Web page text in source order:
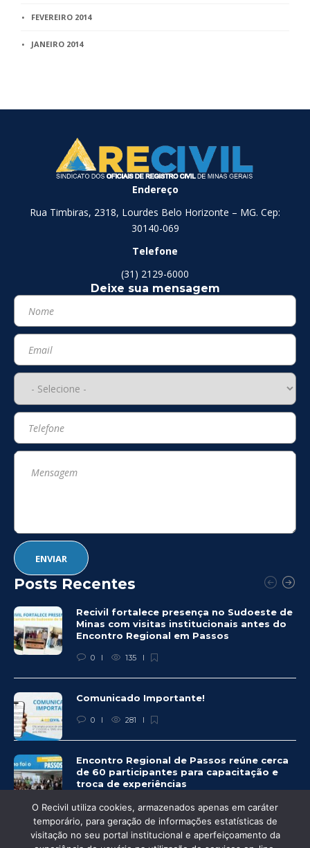
FEVEREIRO 2014
JANEIRO 2014
Endereço
Rua Timbiras, 2318, Lourdes Belo Horizonte – MG. Cep:
30140-069
Telefone
(31) 2129-6000
Deixe sua mensagem
Posts Recentes
Recivil fortalece presença no Sudoeste de
Minas com visitas institucionais antes do
Encontro Regional em Passos
0 135
Comunicado Importante!
0 281
Encontro Regional de Passos reúne cerca
de 60 participantes para capacitação e
troca de experiências
0 276
O Recivil utiliza cookies, armazenados apenas em caráter
temporário, para geração de informações estatísticas de
visitação no seu portal institucional e aperfeiçoamento da